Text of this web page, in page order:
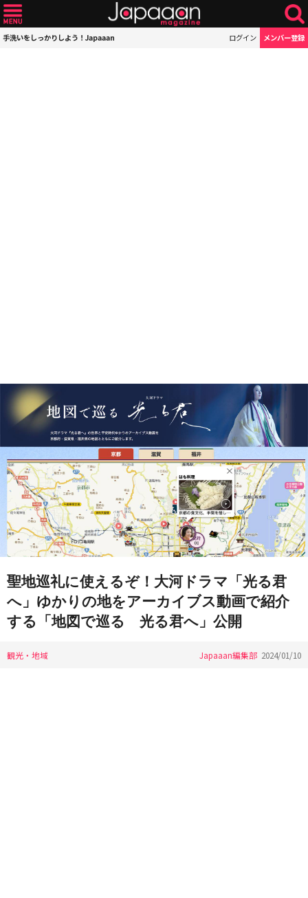
手洗いをしっかりしよう！Japaaan ログイン メンバー登録
聖地巡礼に使えるぞ！大河ドラマ「光る君
へ」ゆかりの地をアーカイブス動画で紹介
する「地図で巡る 光る君へ」公開
観光・地域 Japaaan編集部 2024/01/10